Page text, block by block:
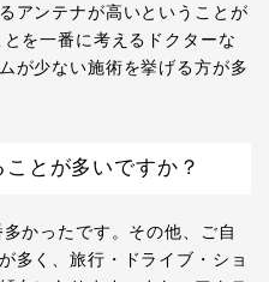
アンテナが高いということが
を一番に考えるドクターな
が少ない施術を挙げる方が多
とが多いですか？
かったです。その他、ご自
多く、旅行・ドライブ・ショ